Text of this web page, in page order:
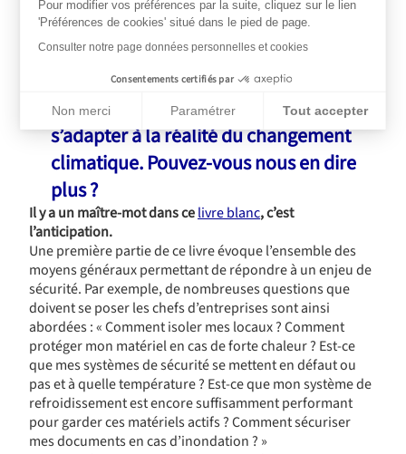
direct ou indirect à ce que chacun soit en bonne santé
Un employeur a donc toute la légitimité pour agir.
4.AXA a récemment publié le livre blanc
Prévention Climat Entreprises qui
contient de nombreux conseils pour
s’adapter à la réalité du changement
climatique. Pouvez-vous nous en dire
plus ?
Il y a un maître-mot dans celivre blanc, c’est
l’anticipation.
Une première partie de ce livre évoque l’ensemble des
moyens généraux permettant de répondre à un enjeu de
sécurité. Par exemple, de nombreuses questions que
doivent se poser les chefs d’entreprises sont ainsi
abordées : « Comment isoler mes locaux ? Comment
protéger mon matériel en cas de forte chaleur ? Est-ce
que mes systèmes de sécurité se mettent en défaut ou
pas et à quelle température ? Est-ce que mon système de
refroidissement est encore suffisamment performant
pour garder ces matériels actifs ? Comment sécuriser
mes documents en cas d’inondation ? »
Pour modifier vos préférences par la suite, cliquez sur le lien
'Préférences de cookies' situé dans le pied de page.
Consulter notre page données personnelles et cookies
Consentements certifiés par
Non merci Paramétrer Tout accepter
Axeptio consent
Plateforme de Gestion du Consentement : Personnalisez vos
Notre plateforme vous permet d'adapter et de gérer vos